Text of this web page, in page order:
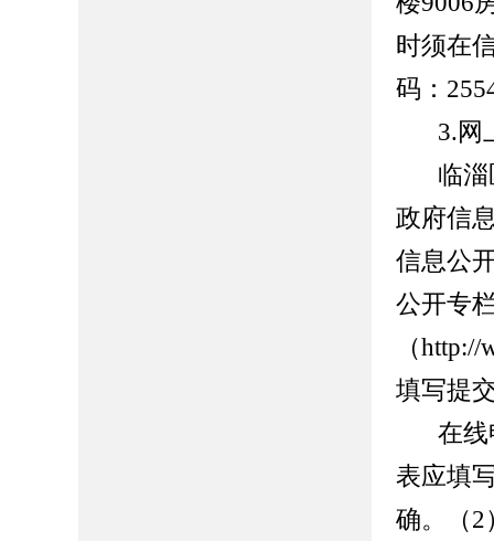
时须在
码：25
3.网
临淄
政府信
信息公
公开专
（
填写提
在
表应填
确。（2